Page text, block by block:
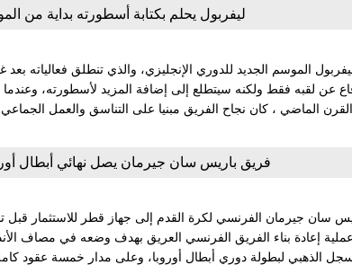
ليفربول يحلم بكتابة أسطورته بداية من
الموسم الجديد للدوري الإنجليزي، والذي تنطلق فعالياته
عن لقبه فقط ولكنه سيتطلع إلى إضافة المزيد لأسطورته،
الماضي ، كان نجاح الفريق مبنيا على التناسق والعمل الجماعي
فريق باريس سان جيرمان يصل نهائي أبطال
سان جيرمان الفرنسي لكرة القدم إلى جهاز قطر للاستثمار قبل
عملية إعادة بناء الفريق الفرنسي العريق بهدف وضعه في مصاف
الذهبي لبطولة دوري أبطال أوروبا، وعلى مدار خمسة عقود